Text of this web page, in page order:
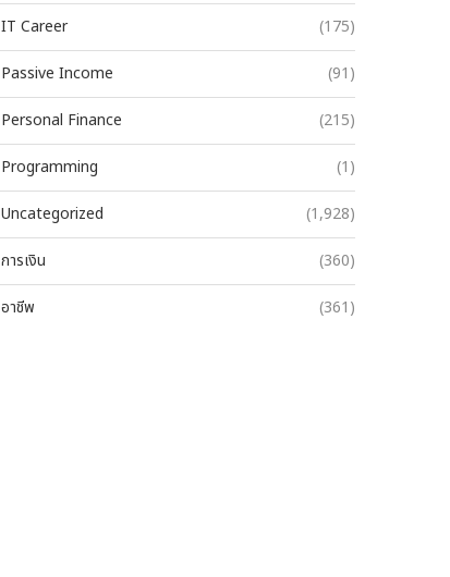
IT Career (175)
Passive Income (91)
Personal Finance (215)
Programming (1)
Uncategorized (1,928)
การเงิน (360)
อาชีพ (361)